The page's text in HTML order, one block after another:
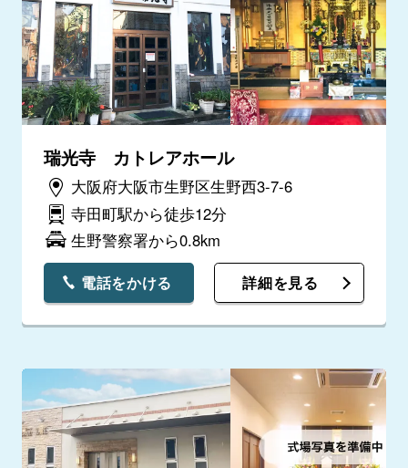
瑞光寺 カトレアホール
大阪府大阪市生野区生野西3-7-6
寺田町駅から徒歩12分
生野警察署から0.8km
電話をかける 詳細を見る